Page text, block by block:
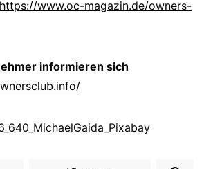
https://www.oc-magazin.de/owners-
informieren sich